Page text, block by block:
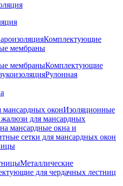
Комплектующие
мембраны
мембраныКомплектующие
Рулонная
оконИзоляционные
для мансардных
мансардные окна и
сетки для мансардных окон
Металлические
для чердачных лестниц